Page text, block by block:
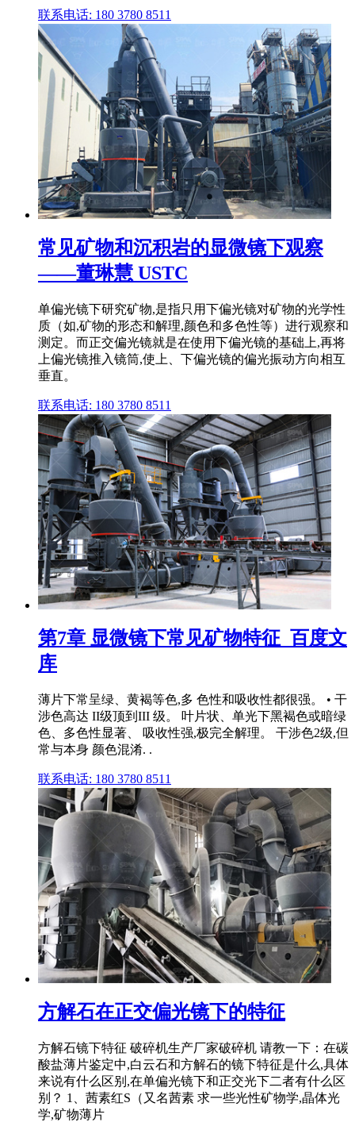
联系电话: 180 3780 8511
常见矿物和沉积岩的显微镜下观察
——董琳慧 USTC
单偏光镜下研究矿物,是指只用下偏光镜对矿物的光学性
质（如,矿物的形态和解理,颜色和多色性等）进行观察和
测定。而正交偏光镜就是在使用下偏光镜的基础上,再将
上偏光镜推入镜筒,使上、下偏光镜的偏光振动方向相互
垂直。
联系电话: 180 3780 8511
第7章 显微镜下常见矿物特征_百度文
库
薄片下常呈绿、黄褐等色,多 色性和吸收性都很强。 • 干
涉色高达 II级顶到III 级。 叶片状、单光下黑褐色或暗绿
色、多色性显著、 吸收性强,极完全解理。 干涉色2级,但
常与本身 颜色混淆. .
联系电话: 180 3780 8511
方解石在正交偏光镜下的特征
方解石镜下特征 破碎机生产厂家破碎机 请教一下：在碳
酸盐薄片鉴定中,白云石和方解石的镜下特征是什么,具体
来说有什么区别,在单偏光镜下和正交光下二者有什么区
别？ 1、茜素红S（又名茜素 求一些光性矿物学,晶体光
学,矿物薄片